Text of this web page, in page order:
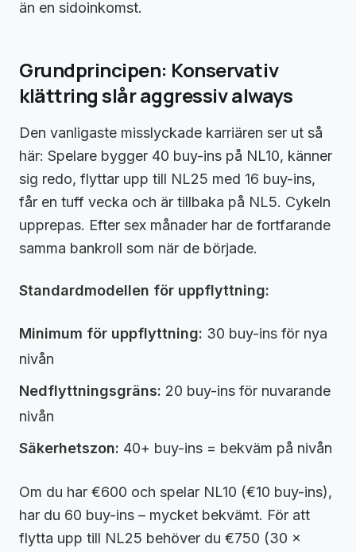
än en sidoinkomst.
Grundprincipen: Konservativ
klättring slår aggressiv always
Den vanligaste misslyckade karriären ser ut så
här: Spelare bygger 40 buy-ins på NL10, känner
sig redo, flyttar upp till NL25 med 16 buy-ins,
får en tuff vecka och är tillbaka på NL5. Cykeln
upprepas. Efter sex månader har de fortfarande
samma bankroll som när de började.
Standardmodellen för uppflyttning:
Minimum för uppflyttning: 30 buy-ins för nya
nivån
Nedflyttningsgräns: 20 buy-ins för nuvarande
nivån
Säkerhetszon: 40+ buy-ins = bekväm på nivån
Om du har €600 och spelar NL10 (€10 buy-ins),
har du 60 buy-ins – mycket bekvämt. För att
flytta upp till NL25 behöver du €750 (30 ×